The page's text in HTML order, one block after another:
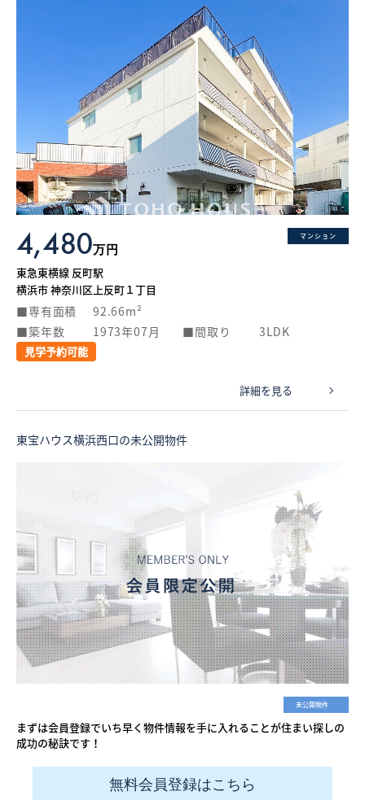
マンション
4,480万円
東急東横線 反町駅
横浜市 神奈川区上反町１丁目
専有面積
92.66m²
築年数
1973年07月 間取り 3LDK
見学予約可能
詳細を見る
東宝ハウス横浜西口の未公開物件
未公開物件
まずは会員登録でいち早く物件情報を手に入れることが住まい探しの
成功の秘訣です！
無料会員登録はこちら